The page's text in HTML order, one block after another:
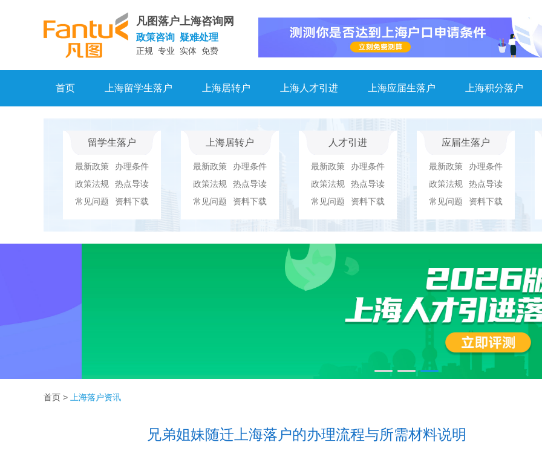
凡图落户上海咨询网
政策咨询 疑难处理
正规 专业 实体 免费
首页 上海留学生落户 上海居转户 上海人才引进 上海应届生落户 上海积分落户
留学生落户
最新政策
办理条件
政策法规
热点导读
常见问题
资料下载
上海居转户
最新政策
办理条件
政策法规
热点导读
常见问题
资料下载
人才引进
最新政策
办理条件
政策法规
热点导读
常见问题
资料下载
应届生落户
最新政策
办理条件
政策法规
热点导读
常见问题
资料下载
首页 > 上海落户资讯
兄弟姐妹随迁上海落户的办理流程与所需材料说明